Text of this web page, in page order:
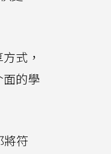
式，
的學
將符